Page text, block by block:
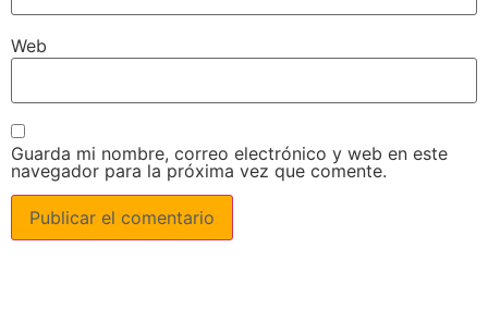
Web
Guarda mi nombre, correo electrónico y web en este
navegador para la próxima vez que comente.